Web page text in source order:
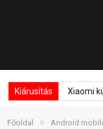
Kiárusítás Xiaomi
Főoldal » Android